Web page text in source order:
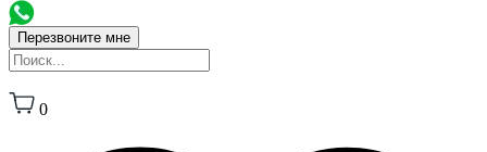
Перезвоните мне
0